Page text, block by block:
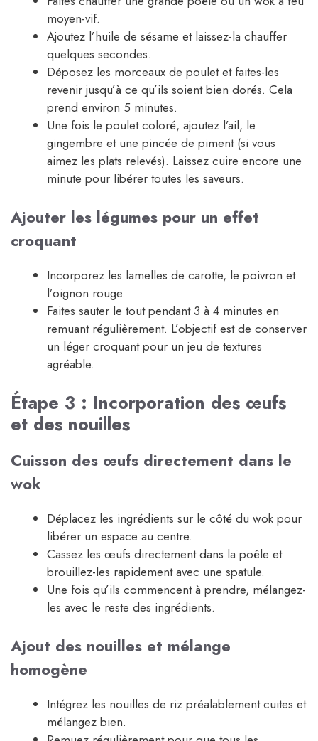
moyen-vif.
Ajoutez l’huile de sésame et laissez-la chauffer
quelques secondes.
Déposez les morceaux de poulet et faites-les
revenir jusqu’à ce qu’ils soient bien dorés. Cela
prend environ 5 minutes.
Une fois le poulet coloré, ajoutez l’ail, le
gingembre et une pincée de piment (si vous
aimez les plats relevés). Laissez cuire encore une
minute pour libérer toutes les saveurs.
Ajouter les légumes pour un effet
croquant
Incorporez les lamelles de carotte, le poivron et
l’oignon rouge.
Faites sauter le tout pendant 3 à 4 minutes en
remuant régulièrement. L’objectif est de conserver
un léger croquant pour un jeu de textures
agréable.
Étape 3 : Incorporation des œufs
et des nouilles
Cuisson des œufs directement dans le
wok
Déplacez les ingrédients sur le côté du wok pour
libérer un espace au centre.
Cassez les œufs directement dans la poêle et
brouillez-les rapidement avec une spatule.
Une fois qu’ils commencent à prendre, mélangez-
les avec le reste des ingrédients.
Ajout des nouilles et mélange
homogène
Intégrez les nouilles de riz préalablement cuites et
mélangez bien.